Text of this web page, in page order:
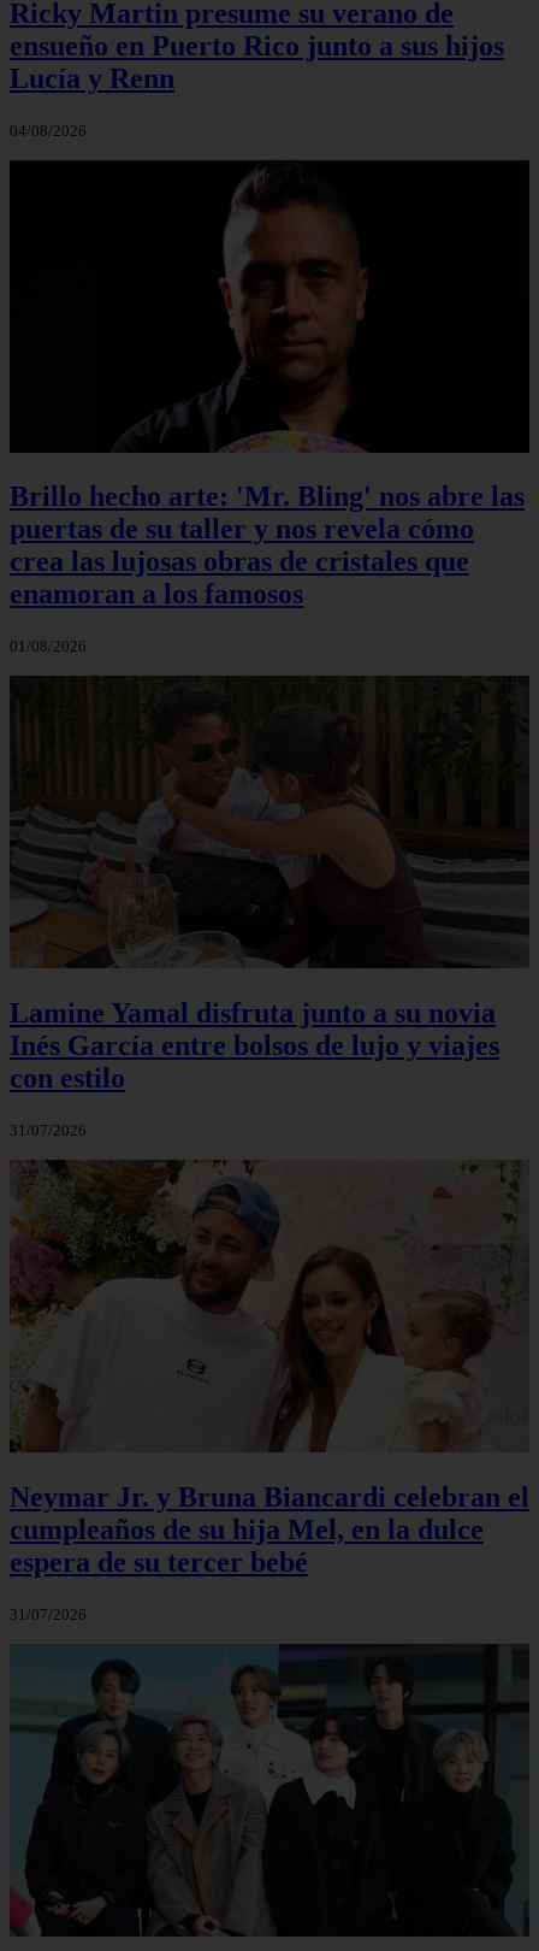
Ricky Martin presume su verano de
ensueño en Puerto Rico junto a sus hijos
Lucía y Renn
04/08/2026
Brillo hecho arte: 'Mr. Bling' nos abre las
puertas de su taller y nos revela cómo
crea las lujosas obras de cristales que
enamoran a los famosos
01/08/2026
Lamine Yamal disfruta junto a su novia
Inés García entre bolsos de lujo y viajes
con estilo
31/07/2026
Neymar Jr. y Bruna Biancardi celebran el
cumpleaños de su hija Mel, en la dulce
espera de su tercer bebé
31/07/2026